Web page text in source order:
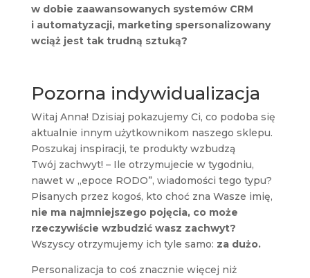
w dobie zaawansowanych systemów CRM
i automatyzacji, marketing spersonalizowany
wciąż jest tak trudną sztuką?
Pozorna indywidualizacja
Witaj Anna! Dzisiaj pokazujemy Ci, co podoba się
aktualnie innym użytkownikom naszego sklepu.
Poszukaj inspiracji, te produkty wzbudzą
Twój zachwyt! – Ile otrzymujecie w tygodniu,
nawet w „epoce RODO”, wiadomości tego typu?
Pisanych przez kogoś, kto choć zna Wasze imię,
nie ma najmniejszego pojęcia, co może
rzeczywiście wzbudzić wasz zachwyt?
Wszyscy otrzymujemy ich tyle samo: za dużo.
Personalizacja to coś znacznie więcej niż